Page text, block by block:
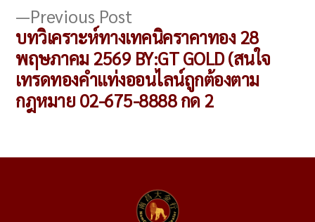
Previous Post
post:
บทวิเคราะห์ทางเทคนิคราคาทอง 28
พฤษภาคม 2569 BY:GT GOLD (สนใจ
เทรดทองคำแท่งออนไลน์ถูกต้องตาม
กฎหมาย 02-675-8888 กด 2